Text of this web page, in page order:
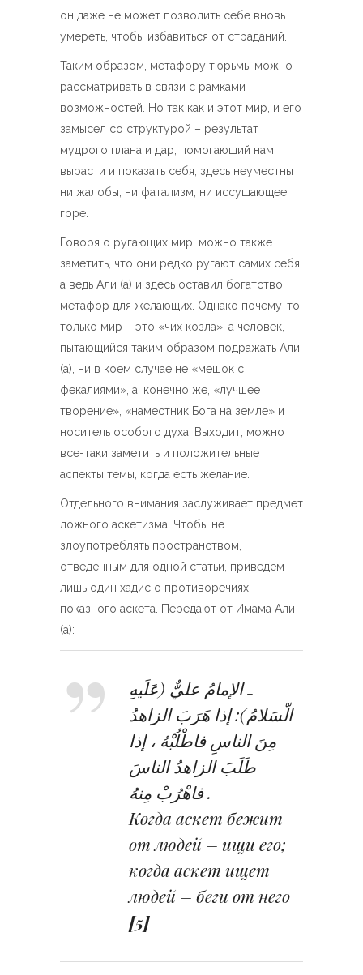
он даже не может позволить себе вновь
умереть, чтобы избавиться от страданий.
Таким образом, метафору тюрьмы можно
рассматривать в связи с рамками
возможностей. Но так как и этот мир, и его
замысел со структурой – результат
мудрого плана и дар, помогающий нам
вырасти и показать себя, здесь неуместны
ни жалобы, ни фатализм, ни иссушающее
горе.
Говоря о ругающих мир, можно также
заметить, что они редко ругают самих себя,
а ведь Али (а) и здесь оставил богатство
метафор для желающих. Однако почему-то
только мир – это «чих козла», а человек,
пытающийся таким образом подражать Али
(а), ни в коем случае не «мешок с
фекалиями», а, конечно же, «лучшее
творение», «наместник Бога на земле» и
носитель особого духа. Выходит, можно
все-таки заметить и положительные
аспекты темы, когда есть желание.
Отдельного внимания заслуживает предмет
ложного аскетизма. Чтобы не
злоупотреблять пространством,
отведённым для одной статьи, приведём
лишь один хадис о противоречиях
показного аскета. Передают от Имама Али
(а):
ـ الإمامُ عليٌّ (عَلَيهِ
الّسَلامُ): إذا هَرَبَ الزاهدُ
مِنَ الناسِ فاطْلُبْهُ ، إذا
طَلَبَ الزاهدُ الناسَ
فاهْرُبْ مِنهُ .
Когда аскет бежит
от людей – ищи его;
когда аскет ищет
людей – беги от него
[5]